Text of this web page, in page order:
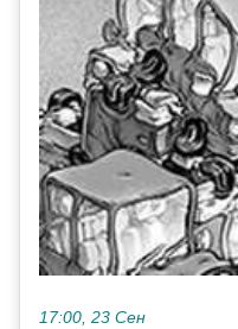
17:00, 23 Сен